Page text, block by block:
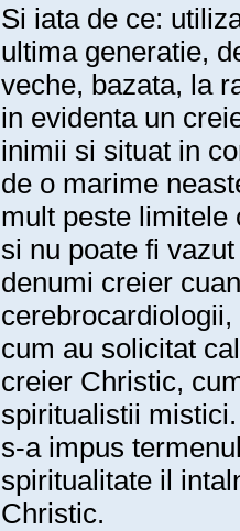
Si iata de ce:
ultima generatie,
veche, bazata, la
in evidenta un
inimii si situat in
de o marime
mult peste limitele
si nu poate fi
denumi creier
cum au solicitat
creier Christic,
spiritualistii
s-a impus
spiritualitate il
Christic.